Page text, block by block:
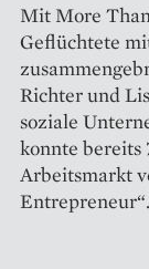
Mit More
Geflüchtete
Richter und
soziale
konnte bereits
Arbeitsmarkt
Entrepreneur“.